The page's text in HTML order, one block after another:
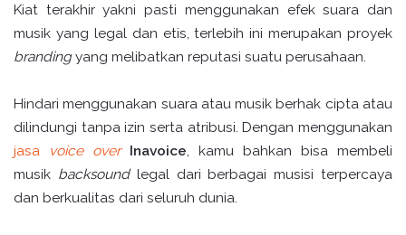
Kiat terakhir yakni pasti menggunakan efek suara dan
musik yang legal dan etis, terlebih ini merupakan proyek
brandingyang melibatkan reputasi suatu perusahaan.
Hindari menggunakan suara atau musik berhak cipta atau
dilindungi tanpa izin serta atribusi. Dengan menggunakan
jasa
voice over Inavoice, kamu bahkan bisa membeli
musik backsound legal dari berbagai musisi terpercaya
dan berkualitas dari seluruh dunia.